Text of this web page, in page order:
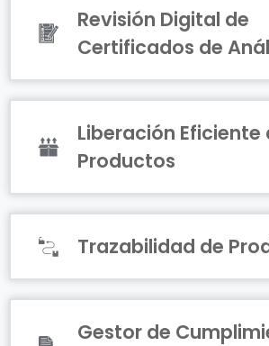
Revisión Digital de
Certificados de
Liberación Eficiente
Productos
Trazabilidad de
Gestor de